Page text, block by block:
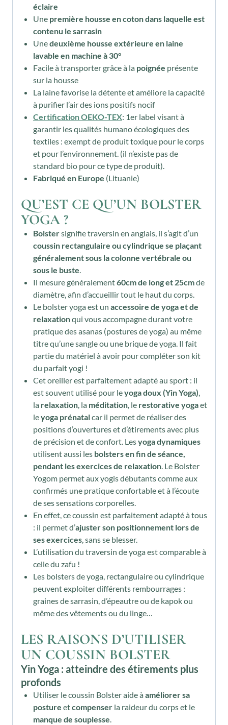
éclaire
Une première housse en coton dans laquelle est
contenu le sarrasin
Unedeuxième housse extérieure en laine
lavable en machine à 30°
Facile à transporter grâce à la poignée présente
sur la housse
La laine favorise la détente et améliore la capacité
à purifier l’air des ions positifs nocif
Certification OEKO-TEX: 1er label visant à
garantir les qualités humano écologiques des
textiles : exempt de produit toxique pour le corps
et pour l’environnement. (il n’existe pas de
standard bio pour ce type de produit).
Fabriqué en Europe (Lituanie)
QU’EST CE QU’UN BOLSTER
YOGA ?
Bolstersignifie traversin en anglais, il s’agit d’un
coussin rectangulaire ou cylindrique se plaçant
généralement sous la colonne vertébrale ou
sous le buste.
Il mesure généralement60cm de long et 25cmde
diamètre, afin d’accueillir tout le haut du corps.
Le bolster yoga est un accessoire de yogaet de
relaxationqui vous accompagne durant votre
pratique des asanas (postures de yoga) au même
titre qu’une sangle ou une brique de yoga. Il fait
partie du matériel à avoir pour compléter son kit
du parfait yogi !
Cet oreiller est parfaitement adapté au sport : il
est souvent utilisé pour leyoga doux (Yin Yoga),
la relaxation, la méditation, le restorative yogaet
leyoga prénatalcar il permet de réaliser des
positions d’ouvertures et d’étirements avec plus
de précision et de confort. Lesyoga dynamiques
utilisent aussi les bolsters en fin de séance,
pendant les exercices de relaxation. Le Bolster
Yogom permet aux yogis débutants comme aux
confirmés une pratique confortable et à l’écoute
de ses sensations corporelles.
En effet, ce coussin est parfaitement adapté à tous
: il permet d’ajuster son positionnement lors de
ses exercices, sans se blesser.
L’utilisation du traversin de yoga est comparable à
celle du zafu !
Les bolsters de yoga, rectangulaire ou cylindrique
peuvent exploiter différents rembourrages :
graines de sarrasin, d’épeautre ou de kapok ou
même des vêtements ou du linge…
LES RAISONS D’UTILISER
UN COUSSIN BOLSTER
Yin Yoga : atteindre des étirements plus
profonds
Utiliser le coussin Bolster aide àaméliorer sa
posture etcompenser la raideur du corps et le
manque de souplesse.